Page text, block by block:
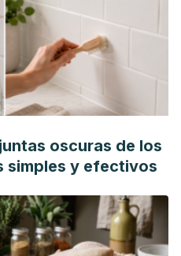
oscuras de los
simples y efectivos